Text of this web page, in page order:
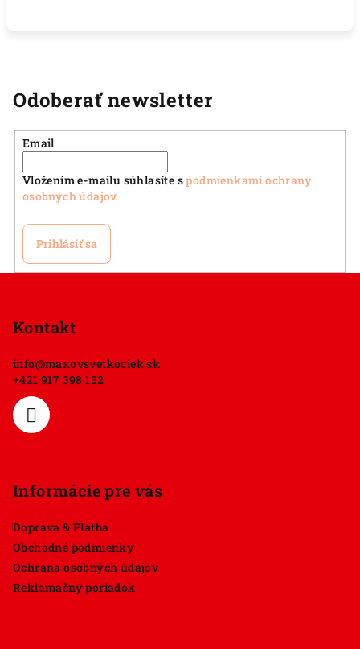
Odoberať newsletter
Email
Vložením e-mailu súhlasíte spodmienkami ochrany
osobných údajov
Prihlásiť sa
Kontakt
info@maxovsvetkociek.sk
+421 917 398 132
Informácie pre vás
Doprava & Platba
Obchodné podmienky
Ochrana osobných údajov
Reklamačný poriadok